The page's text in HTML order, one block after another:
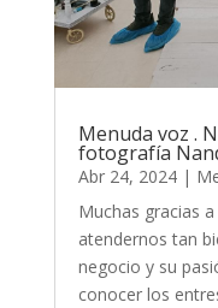
Menuda voz .
fotografía
Abr 24, 2024|
Muchas gracias
atendernos tan
negocio y su
conocer los